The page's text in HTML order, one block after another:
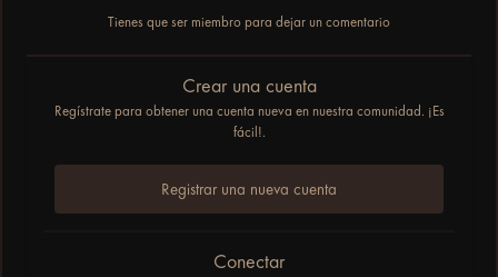
Tienes que ser miembro para dejar un comentario
Crear una cuenta
Regístrate para obtener una cuenta nueva en nuestra comunidad. ¡Es
fácil!.
Registrar una nueva cuenta
Conectar